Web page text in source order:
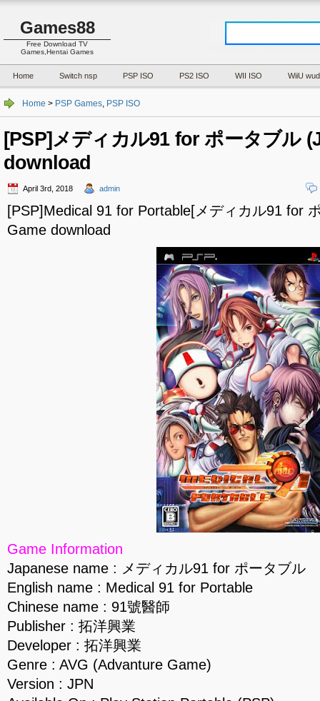
Games88
Free Download TV
Games,Hentai Games
Home Switch nsp PSP ISO PS2 ISO WII ISO WiiU wud
Home > PSP Games, PSP ISO
[PSP]メディカル91 for ポータブル
download
April 3rd, 2018 admin
[PSP]Medical 91 for Portable[メディカル91 for
Game download
Game Information
Japanese name : メディカル91 for ポータブル
English name : Medical 91 for Portable
Chinese name : 91號醫師
Publisher : 拓洋興業
Developer : 拓洋興業
Genre : AVG (Advanture Game)
Version : JPN